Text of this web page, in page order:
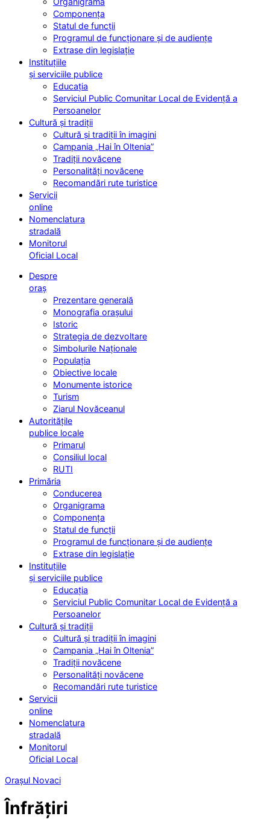
Componența
Statul de funcții
Programul de funcționare și de audiențe
Extrase din legislație
Instituțiile
și serviciile publice
Educația
Serviciul Public Comunitar Local de Evidență a
Persoanelor
Cultură și tradiții
Cultură și tradiții în imagini
Campania „Hai în Oltenia”
Tradiții novăcene
Personalități novăcene
Recomandări rute turistice
Servicii
online
Nomenclatura
stradală
Monitorul
Oficial Local
Despre
oraș
Prezentare generală
Monografia orașului
Istoric
Strategia de dezvoltare
Simbolurile Naționale
Populația
Obiective locale
Monumente istorice
Turism
Ziarul Novăceanul
Autoritățile
publice locale
Primarul
Consiliul local
RUTI
Primăria
Conducerea
Organigrama
Componența
Statul de funcții
Programul de funcționare și de audiențe
Extrase din legislație
Instituțiile
și serviciile publice
Educația
Serviciul Public Comunitar Local de Evidență a
Persoanelor
Cultură și tradiții
Cultură și tradiții în imagini
Campania „Hai în Oltenia”
Tradiții novăcene
Personalități novăcene
Recomandări rute turistice
Servicii
online
Nomenclatura
stradală
Monitorul
Oficial Local
Orașul Novaci
Înfrățiri